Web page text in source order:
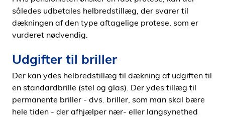
således udbetales helbredstillæg, der svarer til
dækningen af den type aftagelige protese, som er
vurderet nødvendig.
Udgifter til briller
Der kan ydes helbredstillæg til dækning af udgiften til
en standardbrille (stel og glas). Der ydes tillæg til
permanente briller - dvs. briller, som man skal bære
hele tiden - der afhjælper nær- eller langsynethed